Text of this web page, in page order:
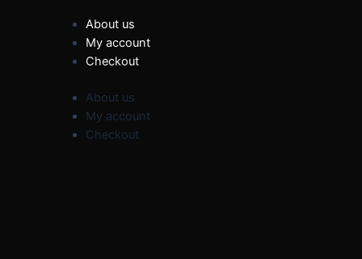
About us
My account
Checkout
About us
My account
Checkout